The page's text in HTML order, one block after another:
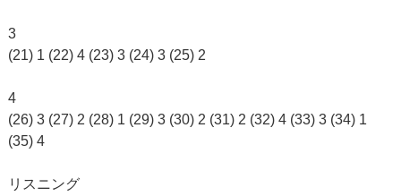
3
(21) 1 (22) 4 (23) 3 (24) 3 (25) 2
4
(26) 3 (27) 2 (28) 1 (29) 3 (30) 2 (31) 2 (32) 4 (33) 3 (34) 1
(35) 4
リスニング